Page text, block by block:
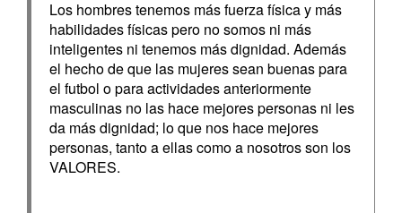
Los hombres tenemos más fuerza física y más
habilidades físicas pero no somos ni más
inteligentes ni tenemos más dignidad. Además
el hecho de que las mujeres sean buenas para
el futbol o para actividades anteriormente
masculinas no las hace mejores personas ni les
da más dignidad; lo que nos hace mejores
personas, tanto a ellas como a nosotros son los
VALORES.